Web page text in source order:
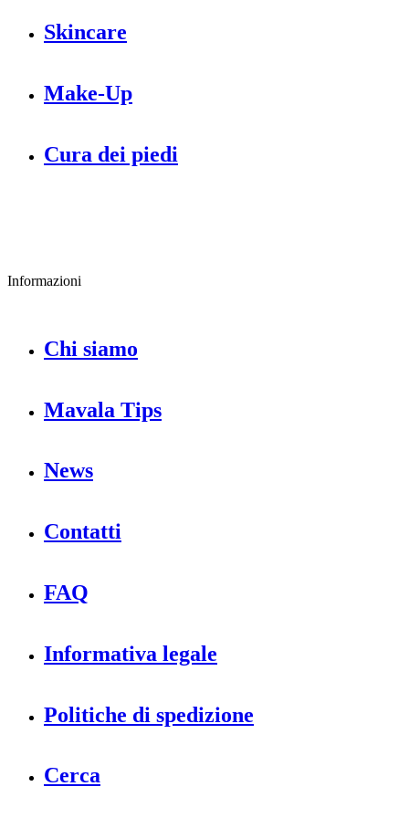
Skincare
Make-Up
Cura dei piedi
Informazioni
Chi siamo
Mavala Tips
News
Contatti
FAQ
Informativa legale
Politiche di spedizione
Cerca